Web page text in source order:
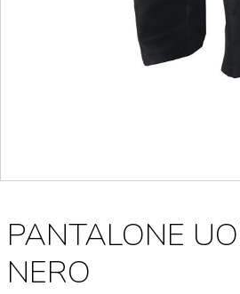
PANTALONE
NERO